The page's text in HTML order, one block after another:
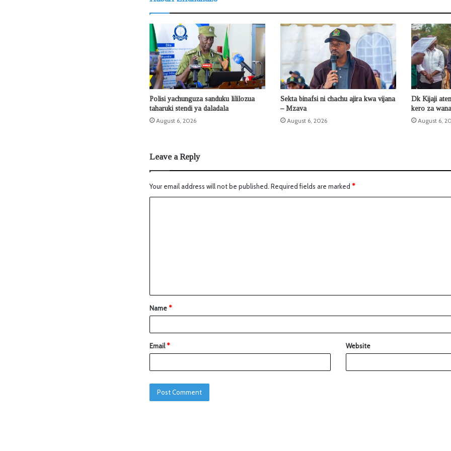
Polisi yachunguza sanduku lililozua
taharuki stendi ya daladala
August 6, 2026
Sekta binafsi ni chachu ajira kwa vijana
– Mzava
August 6, 2026
Dk Kijaji
kero za
August 6,
Leave a Reply
Your email address will not be published. Required fields are marked *
Name*
Email* Website